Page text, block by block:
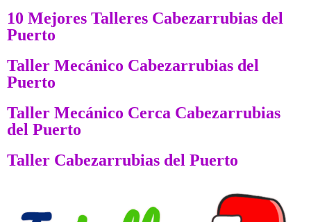
10 Mejores Talleres Cabezarrubias del
Puerto
Taller Mecánico Cabezarrubias del
Puerto
Taller Mecánico Cerca Cabezarrubias
del Puerto
Taller Cabezarrubias del Puerto